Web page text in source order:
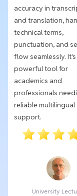
accuracy in
and translation,
technical terms,
punctuation, and
flow seamlessly.
powerful tool for
academics and
professionals
reliable multilingual
support.
University